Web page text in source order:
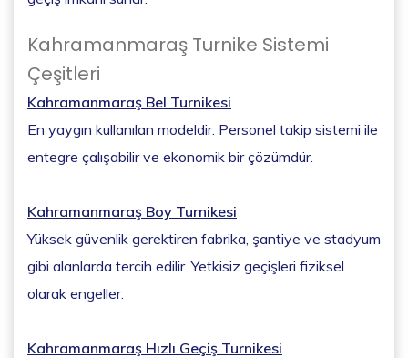
Kahramanmaraş Turnike Sistemi
Çeşitleri
Kahramanmaraş Bel Turnikesi
En yaygın kullanılan modeldir. Personel takip sistemi ile
entegre çalışabilir ve ekonomik bir çözümdür.
Kahramanmaraş Boy Turnikesi
Yüksek güvenlik gerektiren fabrika, şantiye ve stadyum
gibi alanlarda tercih edilir. Yetkisiz geçişleri fiziksel
olarak engeller.
Kahramanmaraş Hızlı Geçiş Turnikesi